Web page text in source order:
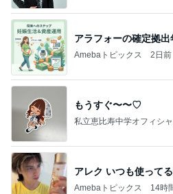
アラフォーの確定拠
Amebaトピックス 2日前
もうすぐ〜〜♡
私立恵比寿中学オフィシ
アレク いつも使って
Amebaトピックス 14時